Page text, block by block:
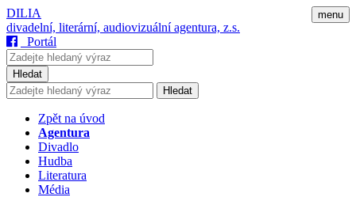
menu
DILIA
divadelní, literární, audiovizuální agentura, z.s.
Portál
Hledat
Hledat
Zpět na úvod
Agentura
Divadlo
Hudba
Literatura
Média